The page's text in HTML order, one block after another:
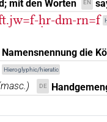
mit den Worten EN
ḥr-dm-rn=f
die
Hieroglyphic/hieratic
masc.) DE